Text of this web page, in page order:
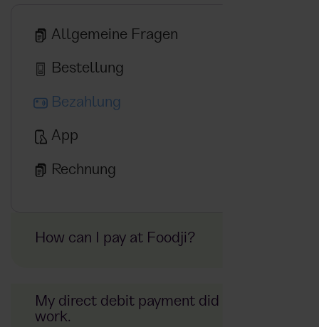
Allgemeine Fragen
Bestellung
Bezahlung
App
Rechnung
How can I pay at Foodji?
My direct debit payment did not
work.